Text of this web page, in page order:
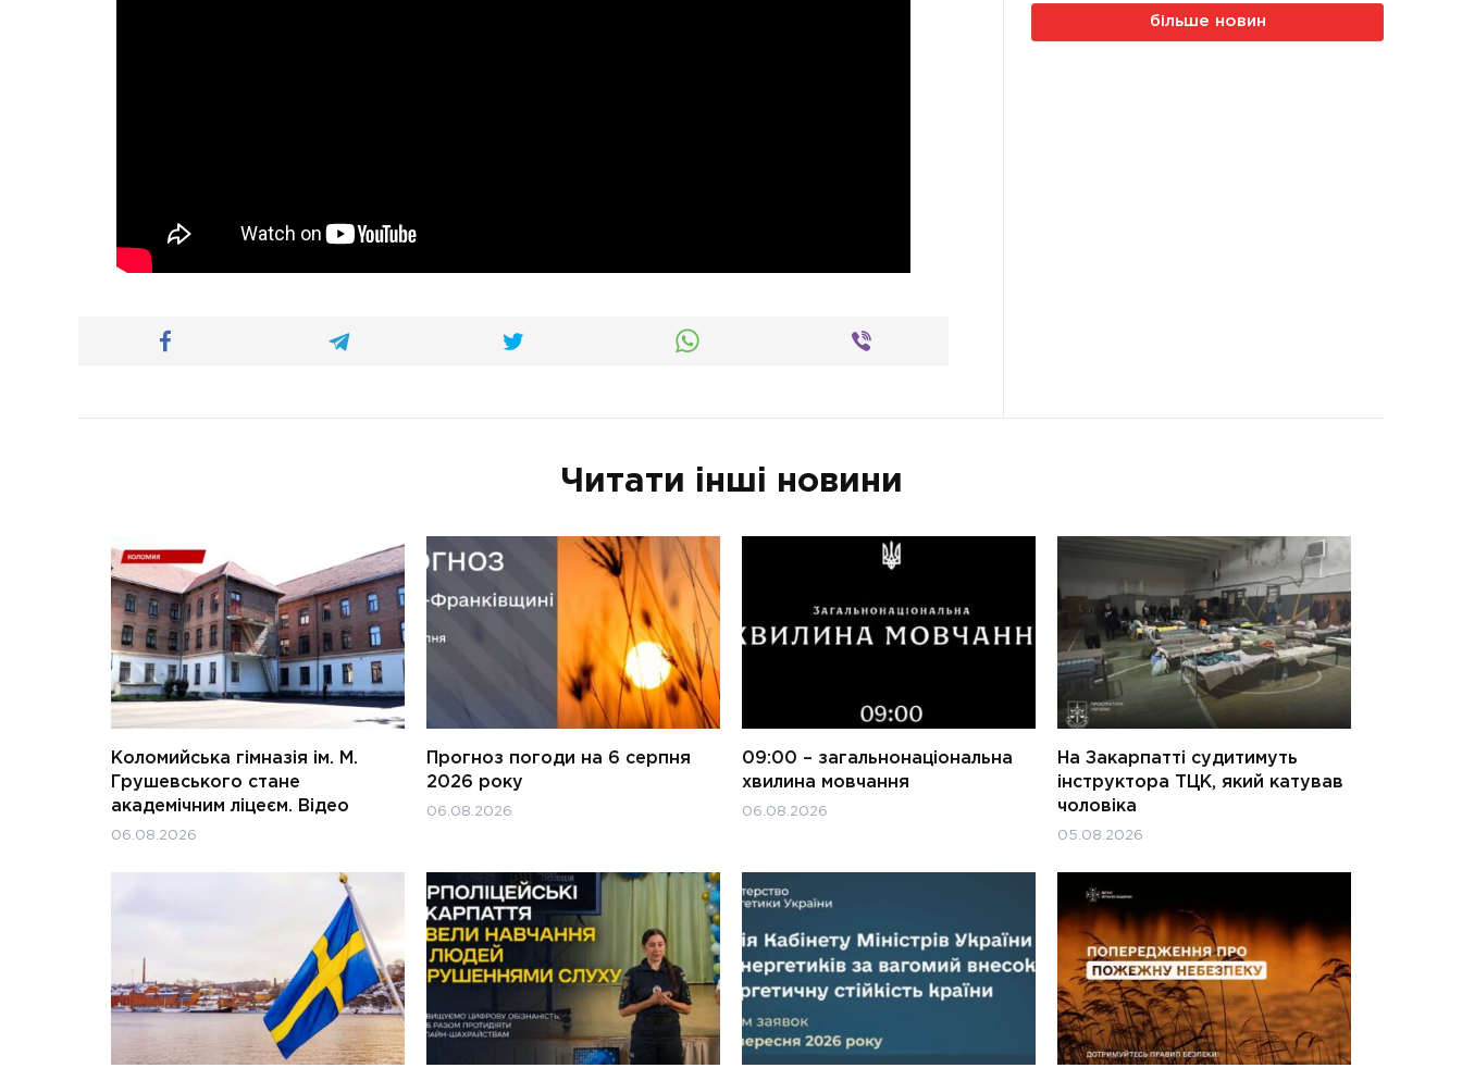
більше новин
Читати інші новини
Коломийська гімназія ім. М.
Грушевського стане
академічним ліцеєм. Відео
06.08.2026
Прогноз погоди на 6 серпня
2026 року
06.08.2026
09:00 – загальнонаціональна
хвилина мовчання
06.08.2026
На Закарпатті судитимуть
інструктора ТЦК, який катував
чоловіка
05.08.2026